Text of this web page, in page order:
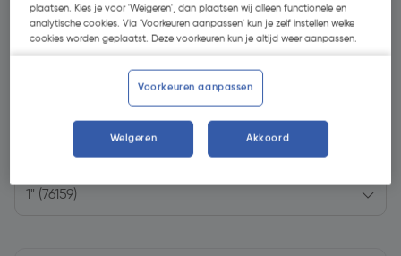
| Excl. btw € 1,14
plaatsen. Kies je voor 'Weigeren', dan plaatsen wij alleen functionele en
analytische cookies. Via 'Voorkeuren aanpassen' kun je zelf instellen welke
cookies worden geplaatst. Deze voorkeuren kun je altijd weer aanpassen.
Voorkeuren aanpassen
Weigeren Akkoord